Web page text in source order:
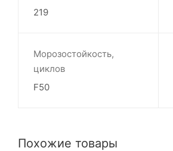
219
Морозостойкость,
циклов
F50
Похожие товары